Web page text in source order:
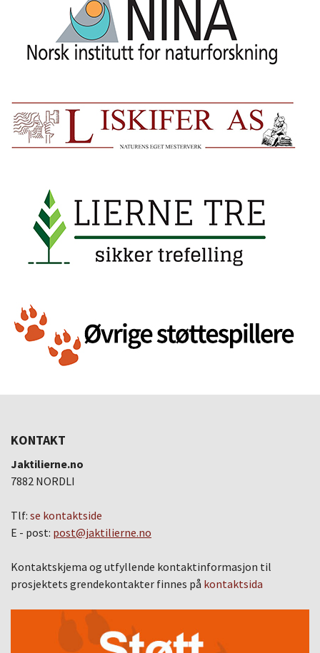
KONTAKT
Jaktilierne.no
7882 NORDLI
Tlf: se kontaktside
E - post: post@jaktilierne.no
Kontaktskjema og utfyllende kontaktinformasjon til
prosjektets grendekontakter finnes på kontaktsida